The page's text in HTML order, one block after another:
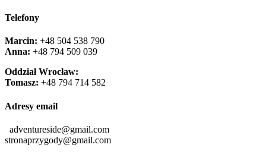
Telefony
Marcin: +48 504 538 790
Anna: +48 ‭794 509 039‬
Oddział Wrocław:
Tomasz: +48 794 714 582
Adresy email
adventureside@gmail.com
stronaprzygody@gmail.com